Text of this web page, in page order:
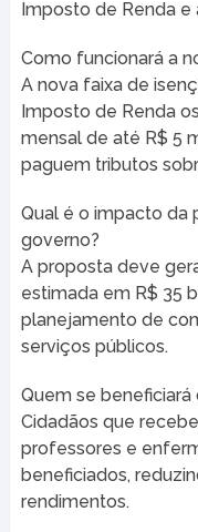
Imposto de Renda
Como funcionará a
A nova faixa de
Imposto de Renda
mensal de até R$ 5
paguem tributos
Qual é o impacto da
governo?
A proposta deve
estimada em R$ 35
planejamento de
serviços públicos.
Quem se
Cidadãos que
professores e
beneficiados,
rendimentos.